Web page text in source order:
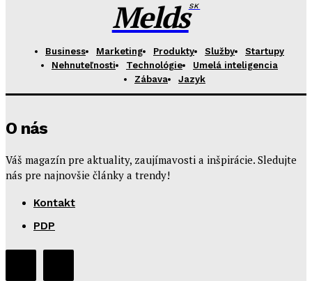
MeldsSK
Business Marketing Produkty Služby
Startupy
Nehnuteľnosti
Technológie
Umelá inteligencia
Zábava
Jazyk
O nás
Váš magazín pre aktuality, zaujímavosti a inšpirácie. Sledujte
nás pre najnovšie články a trendy!
Kontakt
PDP